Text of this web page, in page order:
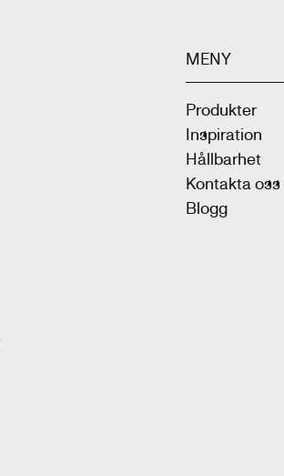
MENY
Produkter
Inspiration
Hållbarhet
Kontakta oss
Blogg